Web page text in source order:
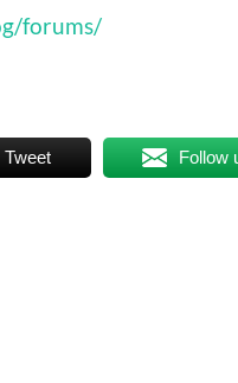
forums/
Tweet Follow